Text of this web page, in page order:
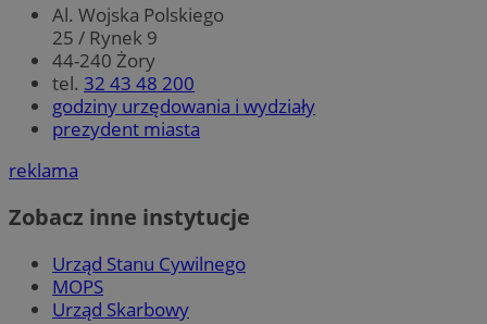
Al. Wojska Polskiego
25 / Rynek 9
44-240 Żory
tel. 32 43 48 200
godziny urzędowania i wydziały
prezydent miasta
reklama
Zobacz inne instytucje
Urząd Stanu Cywilnego
MOPS
Urząd Skarbowy
logowanie użytkownika i zarządzanie kontem. Bez
niezbędnych plików cookie nie można prawidłowo
korzystać ze strony internetowej.
Nazwa Provider
SessID
QeSessID